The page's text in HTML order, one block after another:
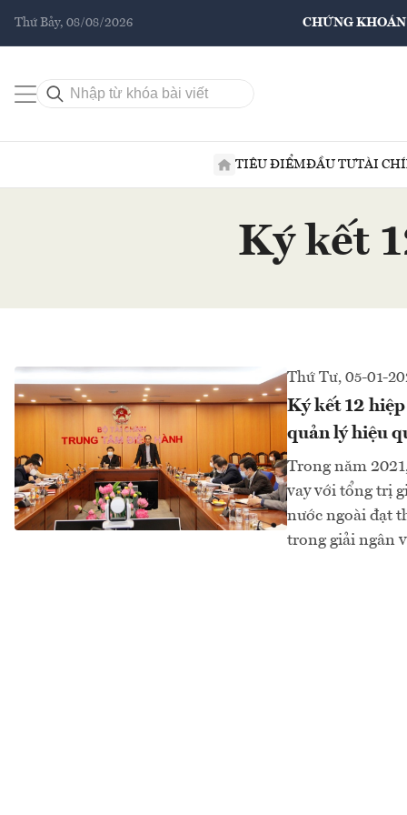
Thứ Bảy, 08/08/2026 CHỨNG KHOÁN
TIÊU ĐIỂMĐẦU TƯTÀI
Ký kết
Thứ Tư, 05-01-
Ký kết 12
quản lý hiệu
Trong năm
vay với tổng trị
nước ngoài đạt
trong giải ngân